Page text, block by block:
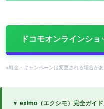
ドコモオンラインシ
※料金・キャンペーンは変更される場合が
▼ eximo（エクシモ）完全ガイ